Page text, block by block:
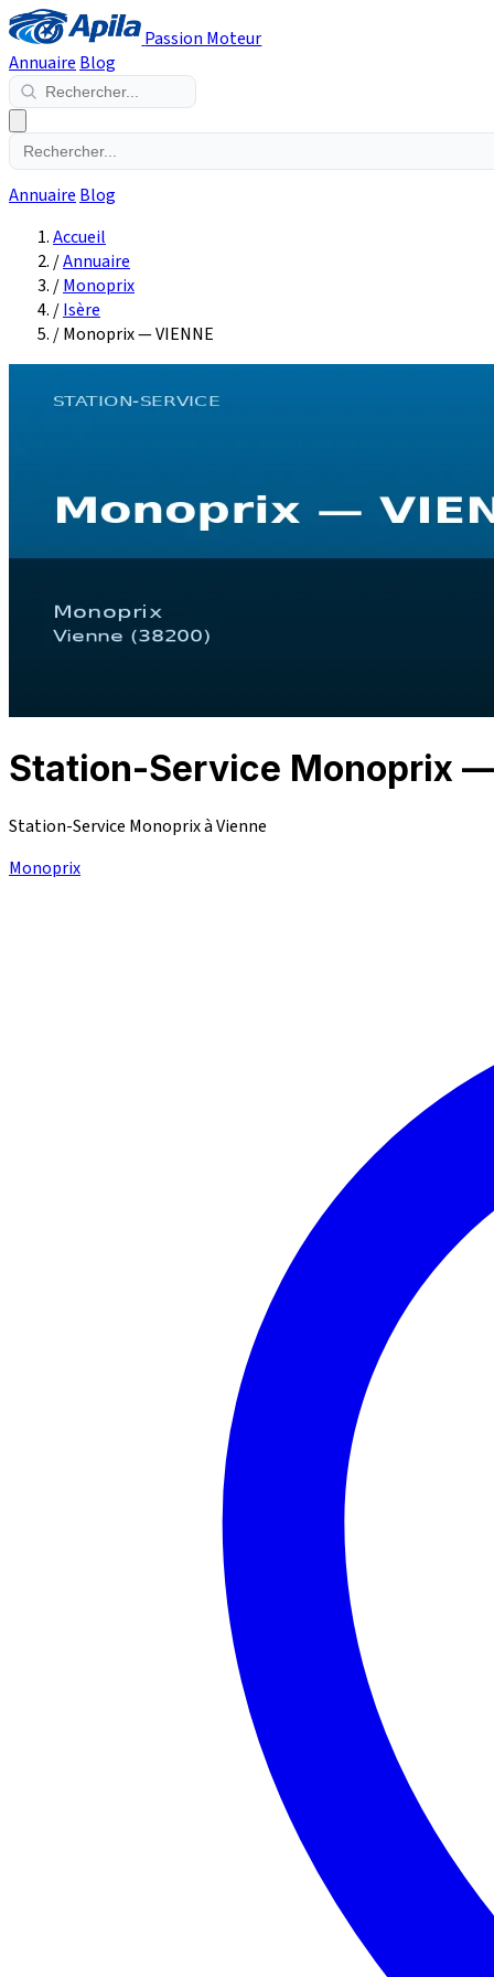
Passion Moteur
Annuaire Blog
Annuaire Blog
Accueil
/Annuaire
/Monoprix
/Isère
/Monoprix — VIENNE
Station-Service Monoprix —
Station-Service Monoprix à Vienne
Monoprix